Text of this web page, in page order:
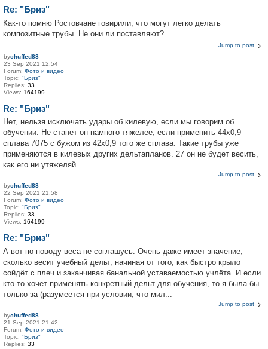
Re: "Бриз"
Как-то помню Ростовчане говирили, что могут легко делать
композитные трубы. Не они ли поставляют?
Jump to post
bychuffed88
23 Sep 2021 12:54
Forum: Фото и видео
Topic: "Бриз"
Replies: 33
Views: 164199
Re: "Бриз"
Нет, нельзя исключать удары об килевую, если мы говорим об
обучении. Не станет он намного тяжелее, если применить 44х0,9
сплава 7075 с бужом из 42х0,9 того же сплава. Такие трубы уже
применяются в килевых других дельтапланов. 27 он не будет весить,
как его ни утяжеляй.
Jump to post
bychuffed88
22 Sep 2021 21:58
Forum: Фото и видео
Topic: "Бриз"
Replies: 33
Views: 164199
Re: "Бриз"
А вот по поводу веса не соглашусь. Очень даже имеет значение,
сколько весит учебный дельт, начиная от того, как быстро крыло
сойдёт с плеч и заканчивая банальной уставаемостью учлёта. И если
кто-то хочет применять конкретный дельт для обучения, то я была бы
только за (разумеется при условии, что мил...
Jump to post
bychuffed88
21 Sep 2021 21:42
Forum: Фото и видео
Topic: "Бриз"
Replies: 33